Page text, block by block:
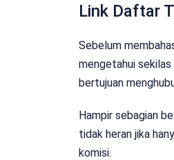
Link Daftar
Sebelum
mengetahui
bertujuan
Hampir sebagian
tidak heran jika
komisi.